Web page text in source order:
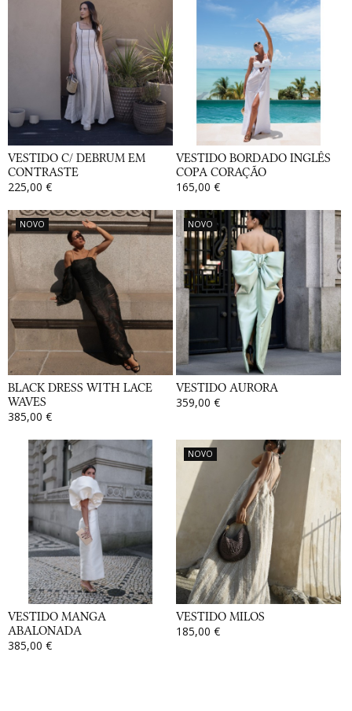
VESTIDO C/ DEBRUM EM
CONTRASTE
225,00 €
VESTIDO BORDADO INGLÊS
COPA CORAÇÃO
165,00 €
NOVO
BLACK DRESS WITH LACE
WAVES
385,00 €
NOVO
VESTIDO AURORA
359,00 €
VESTIDO MANGA
ABALONADA
385,00 €
NOVO
VESTIDO MILOS
185,00 €